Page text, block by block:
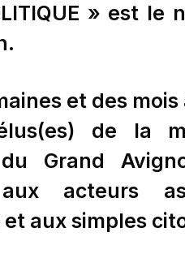
» est le
et des
de la
Grand
acteurs
et aux simples